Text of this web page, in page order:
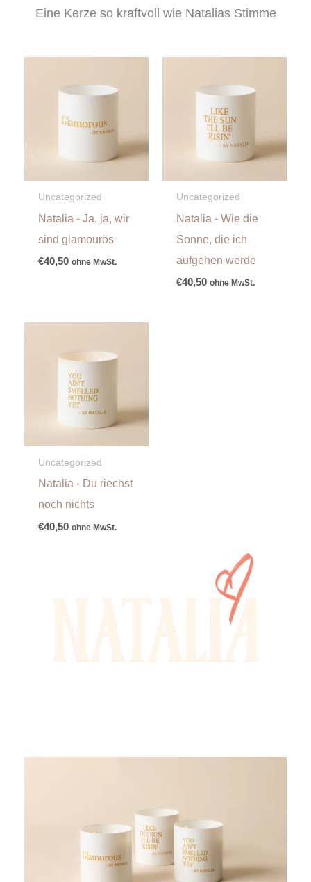
Eine Kerze so kraftvoll wie Natalias Stimme
Uncategorized
Natalia - Ja, ja, wir
sind glamourös
€40,50 ohne MwSt.
Uncategorized
Natalia - Wie die
Sonne, die ich
aufgehen werde
€40,50 ohne MwSt.
Uncategorized
Natalia - Du riechst
noch nichts
€40,50 ohne MwSt.